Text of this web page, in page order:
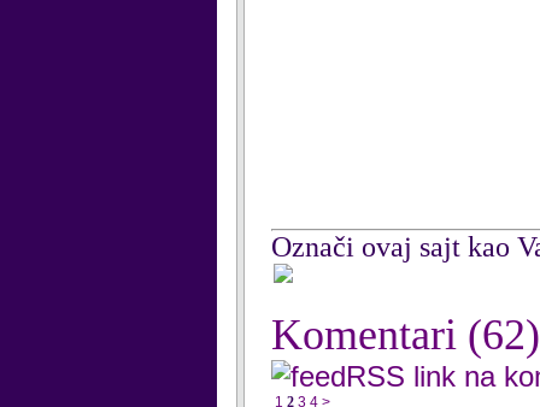
Označi ovaj sajt kao
Komentari (62)
RSS link na
1 2 3 4 >